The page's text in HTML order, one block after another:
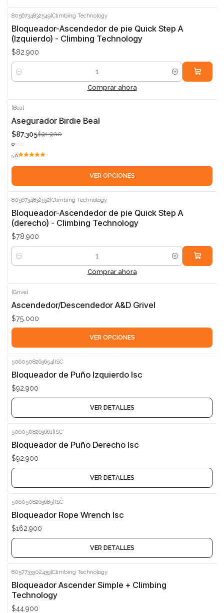
8056734832549 |Climbing Technology
Bloqueador-Ascendedor de pie Quick Step A
(Izquierdo) - Climbing Technology
$82.900
Cantidad
Comprar ahora
-5%
|Beal
Asegurador Birdie Beal
$87.305$91.900
5.0
VER OPCIONES
8056734832532|Climbing Technology
Bloqueador-Ascendedor de pie Quick Step A
(derecho) - Climbing Technology
$78.900
Cantidad
Comprar ahora
|Grivel
Ascendedor/Descendedor A&D Grivel
$75.000
VER OPCIONES
5060508263654 ISC
Bloqueador de Puño Izquierdo Isc
$92.900
VER DETALLES
5060508263661 ISC
Bloqueador de Puño Derecho Isc
$92.900
VER DETALLES
5060508263685|ISC
Bloqueador Rope Wrench Isc
$162.900
VER DETALLES
8057733302439|Climbing Technology
Bloqueador Ascender Simple + Climbing
Technology
$44.900